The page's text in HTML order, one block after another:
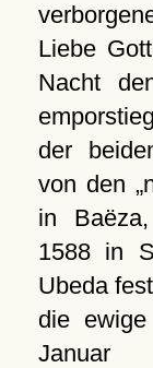
Liebe
Nacht
der
von den
in
1588 in
Ubeda
die